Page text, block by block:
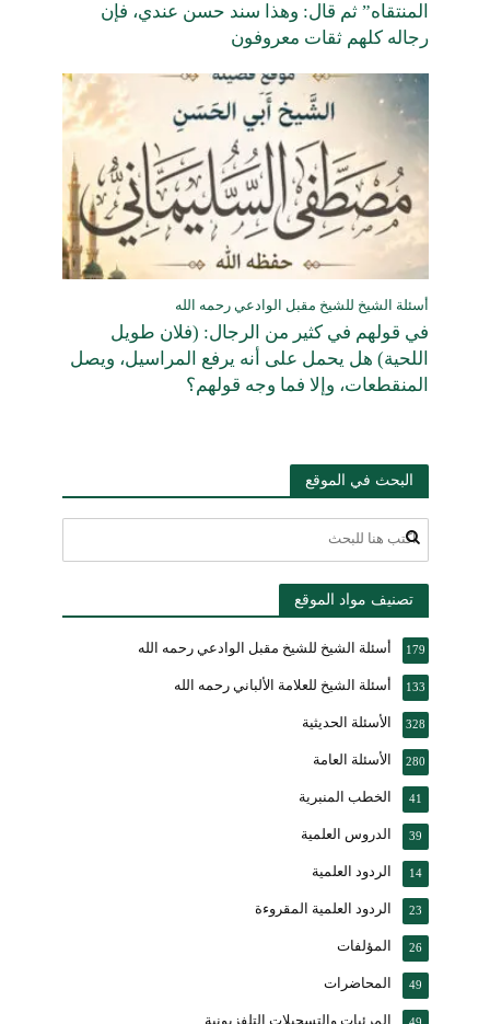
المنتقاه” ثم قال: وهذا سند حسن عندي، فإن
رجاله كلهم ثقات معروفون
أسئلة الشيخ للشيخ مقبل الوادعي رحمه الله
في قولهم في كثير من الرجال: (فلان طويل
اللحية) هل يحمل على أنه يرفع المراسيل، ويصل
المنقطعات، وإلا فما وجه قولهم؟
البحث في الموقع
تصنيف مواد الموقع
أسئلة الشيخ للشيخ مقبل الوادعي رحمه الله 179
أسئلة الشيخ للعلامة الألباني رحمه الله 133
الأسئلة الحديثية 328
الأسئلة العامة 280
الخطب المنبرية 41
الدروس العلمية 39
الردود العلمية 14
الردود العلمية المقروءة 23
المؤلفات 26
المحاضرات 49
المرئيات والتسجيلات التلفزيونية